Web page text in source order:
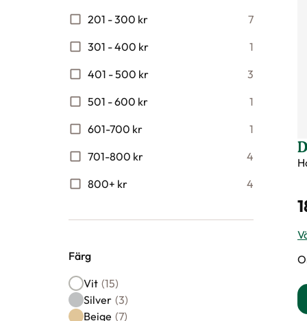
201 - 300 kr
7
301 - 400 kr
1
401 - 500 kr
3
501 - 600 kr
1
601-700 kr
1
701-800 kr
4
800+ kr
4
Färg
Färg
Vit (15)
Silver (3)
Beige (7)